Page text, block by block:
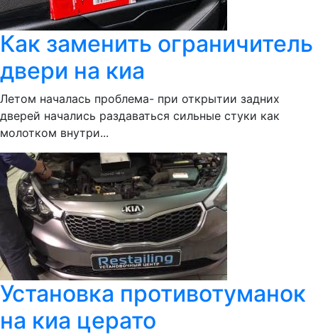
Как заменить ограничитель
двери на киа
Летом началась проблема- при открытии задних
дверей начались раздаваться сильные стуки как
молотком внутри...
Установка противотуманок
на киа церато